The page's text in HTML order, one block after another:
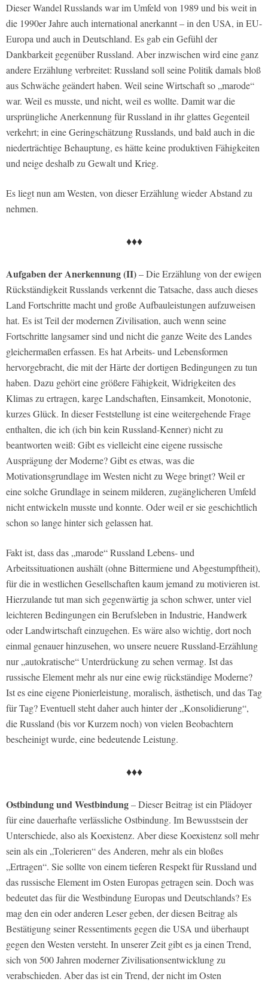
Dieser Wandel Russlands war im Umfeld von 1989 und bis weit in
die 1990er Jahre auch international anerkannt – in den USA, in EU-
Europa und auch in Deutschland. Es gab ein Gefühl der
Dankbarkeit gegenüber Russland. Aber inzwischen wird eine ganz
andere Erzählung verbreitet: Russland soll seine Politik damals bloß
aus Schwäche geändert haben. Weil seine Wirtschaft so „marode“
war. Weil es musste, und nicht, weil es wollte. Damit war die
ursprüngliche Anerkennung für Russland in ihr glattes Gegenteil
verkehrt; in eine Geringschätzung Russlands, und bald auch in die
niederträchtige Behauptung, es hätte keine produktiven Fähigkeiten
und neige deshalb zu Gewalt und Krieg.
Es liegt nun am Westen, von dieser Erzählung wieder Abstand zu
nehmen.
♦♦♦
Aufgaben der Anerkennung (II)– Die Erzählung von der ewigen
Rückständigkeit Russlands verkennt die Tatsache, dass auch dieses
Land Fortschritte macht und große Aufbauleistungen aufzuweisen
hat. Es ist Teil der modernen Zivilisation, auch wenn seine
Fortschritte langsamer sind und nicht die ganze Weite des Landes
gleichermaßen erfassen. Es hat Arbeits- und Lebensformen
hervorgebracht, die mit der Härte der dortigen Bedingungen zu tun
haben. Dazu gehört eine größere Fähigkeit, Widrigkeiten des
Klimas zu ertragen, karge Landschaften, Einsamkeit, Monotonie,
kurzes Glück. In dieser Feststellung ist eine weitergehende Frage
enthalten, die ich (ich bin kein Russland-Kenner) nicht zu
beantworten weiß: Gibt es vielleicht eine eigene russische
Ausprägung der Moderne? Gibt es etwas, was die
Motivationsgrundlage im Westen nicht zu Wege bringt? Weil er
eine solche Grundlage in seinem milderen, zugänglicheren Umfeld
nicht entwickeln musste und konnte. Oder weil er sie geschichtlich
schon so lange hinter sich gelassen hat.
Fakt ist, dass das „marode“ Russland Lebens- und
Arbeitssituationen aushält (ohne Bittermiene und Abgestumpftheit),
für die in westlichen Gesellschaften kaum jemand zu motivieren ist.
Hierzulande tut man sich gegenwärtig ja schon schwer, unter viel
leichteren Bedingungen ein Berufsleben in Industrie, Handwerk
oder Landwirtschaft einzugehen. Es wäre also wichtig, dort noch
einmal genauer hinzusehen, wo unsere neuere Russland-Erzählung
nur „autokratische“ Unterdrückung zu sehen vermag. Ist das
russische Element mehr als nur eine ewig rückständige Moderne?
Ist es eine eigene Pionierleistung, moralisch, ästhetisch, und das Tag
für Tag? Eventuell steht daher auch hinter der „Konsolidierung“,
die Russland (bis vor Kurzem noch) von vielen Beobachtern
bescheinigt wurde, eine bedeutende Leistung.
♦♦♦
Ostbindung und Westbindung– Dieser Beitrag ist ein Plädoyer
für eine dauerhafte verlässliche Ostbindung. Im Bewusstsein der
Unterschiede, also als Koexistenz. Aber diese Koexistenz soll mehr
sein als ein „Tolerieren“ des Anderen, mehr als ein bloßes
„Ertragen“. Sie sollte von einem tieferen Respekt für Russland und
das russische Element im Osten Europas getragen sein. Doch was
bedeutet das für die Westbindung Europas und Deutschlands? Es
mag den ein oder anderen Leser geben, der diesen Beitrag als
Bestätigung seiner Ressentiments gegen die USA und überhaupt
gegen den Westen versteht. In unserer Zeit gibt es ja einen Trend,
sich von 500 Jahren moderner Zivilisationsentwicklung zu
verabschieden. Aber das ist ein Trend, der nicht im Osten